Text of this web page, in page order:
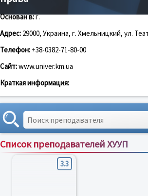
Основан в:г.
Адрес: 29000, Украина, г. Хмельницкий, ул.
Телефон: +38-0382-71-80-00
Сайт:www.univer.km.ua
Краткая информация:
Список преподавателей ХУУП
Сортировка по:
3.3